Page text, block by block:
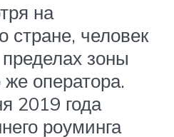
на
стране, человек
зоны
оператора.
2019 года
роуминга